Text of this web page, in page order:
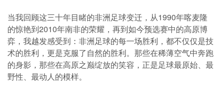
当我回顾这三十年目睹的非洲足球变迁，从1990年喀麦隆
的惊艳到2010年南非的荣耀，再到如今预选赛中的高原博
弈，我越发感受到：非洲足球的每一场胜利，都不仅仅是技
术的胜利，更是克服了自然的胜利。那些在稀薄空气中奔跑
的身影，那些在高原之巅绽放的笑容，正是足球最原始、最
野性、最动人的模样。